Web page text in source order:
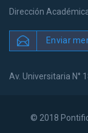
Dirección
Enviar
Av. Universitaria N°
© 2018